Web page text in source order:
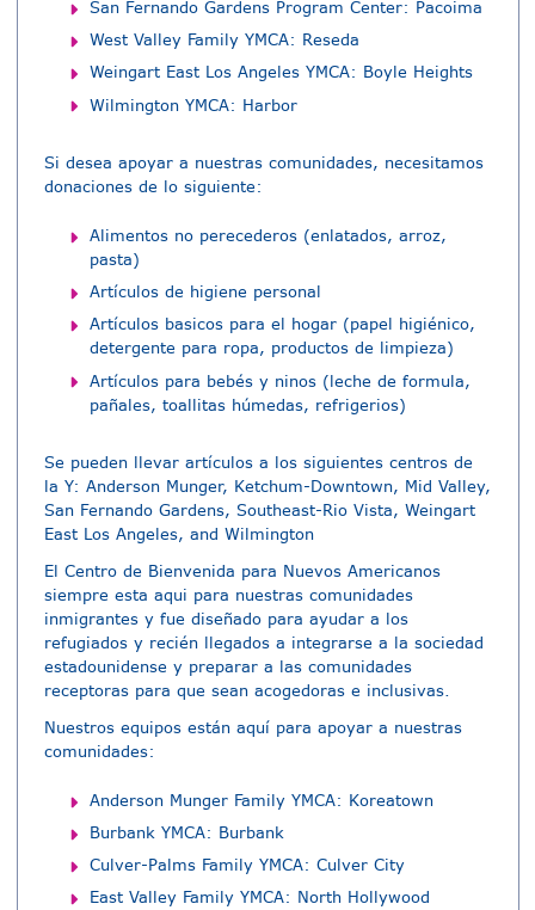
San Fernando Gardens Program Center: Pacoima
West Valley Family YMCA: Reseda
Weingart East Los Angeles YMCA: Boyle Heights
Wilmington YMCA: Harbor
Si desea apoyar a nuestras comunidades, necesitamos
donaciones de lo siguiente:
Alimentos no perecederos (enlatados, arroz,
pasta)
Artículos de higiene personal
Artículos basicos para el hogar (papel higiénico,
detergente para ropa, productos de limpieza)
Artículos para bebés y ninos (leche de formula,
pañales, toallitas húmedas, refrigerios)
Se pueden llevar artículos a los siguientes centros de
la Y: Anderson Munger, Ketchum-Downtown, Mid Valley,
San Fernando Gardens, Southeast-Rio Vista, Weingart
East Los Angeles, and Wilmington
El Centro de Bienvenida para Nuevos Americanos
siempre esta aqui para nuestras comunidades
inmigrantes y fue diseñado para ayudar a los
refugiados y recién llegados a integrarse a la sociedad
estadounidense y preparar a las comunidades
receptoras para que sean acogedoras e inclusivas.
Nuestros equipos están aquí para apoyar a nuestras
comunidades:
Anderson Munger Family YMCA: Koreatown
Burbank YMCA: Burbank
Culver-Palms Family YMCA: Culver City
East Valley Family YMCA: North Hollywood